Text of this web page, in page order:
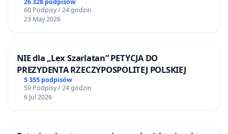
60 Podpisy / 24 godzin
23 May 2026
NIE dla „Lex Szarlatan” PETYCJA DO
PREZYDENTA RZECZYPOSPOLITEJ POLSKIEJ
5 355 podpisów
59 Podpisy / 24 godzin
6 Jul 2026